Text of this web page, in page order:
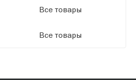
Все товары
Все товары